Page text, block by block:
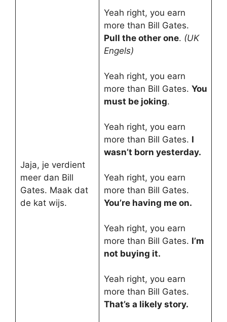
Jaja, je verdient
meer dan Bill
Gates. Maak dat
de kat wijs.
Yeah right, you earn
more than Bill Gates.
Pull the other one. (UK
Engels)
Yeah right, you earn
more than Bill Gates. You
must be joking.
Yeah right, you earn
more than Bill Gates. I
wasn’t born yesterday.
Yeah right, you earn
more than Bill Gates.
You’re having me on.
Yeah right, you earn
more than Bill Gates. I’m
not buying it.
Yeah right, you earn
more than Bill Gates.
That’s a likely story.